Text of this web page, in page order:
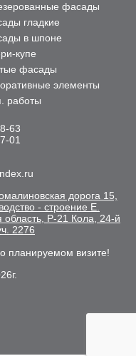
фасады
гладкие
в шпоне
купе
фасады
элементы
работы
63
01
дорога 15,
- строение Е.
область, Р-21 Кола, 24-й
2276
планируемом визите!